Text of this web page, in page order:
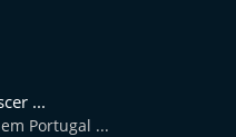
...
Portugal ...